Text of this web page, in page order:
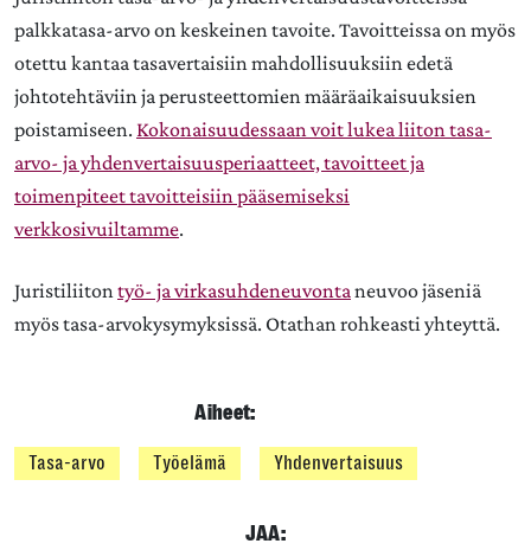
palkkatasa-arvo on keskeinen tavoite. Tavoitteissa on myös
otettu kantaa tasavertaisiin mahdollisuuksiin edetä
johtotehtäviin ja perusteettomien määräaikaisuuksien
poistamiseen. Kokonaisuudessaan voit lukea liiton tasa-
arvo- ja yhdenvertaisuusperiaatteet, tavoitteet ja
toimenpiteet tavoitteisiin pääsemiseksi
verkkosivuiltamme.
Juristiliiton työ- ja virkasuhdeneuvonta neuvoo jäseniä
myös tasa-arvokysymyksissä. Otathan rohkeasti yhteyttä.
Aiheet:
Tasa-arvo Työelämä Yhdenvertaisuus
JAA: